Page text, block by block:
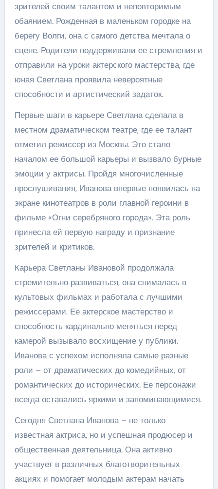
зрителей своим талантом и неповторимым
обаянием. Рожденная в маленьком городке на
берегу Волги, она с самого детства мечтала о
сцене. Родители поддерживали ее стремления и
отправили на уроки актерского мастерства, где
юная Светлана проявила невероятные
способности и артистический задаток.
Первые шаги в карьере Светлана сделала в
местном драматическом театре, где ее талант
отметил режиссер из Москвы. Это стало
началом ее большой карьеры и вызвало бурные
эмоции у актрисы. Пройдя многочисленные
прослушивания, Иванова впервые появилась на
экране кинотеатров в роли главной героини в
фильме «Огни серебряного города». Эта роль
принесла ей первую награду и признание
зрителей и критиков.
Карьера Светланы Ивановой продолжала
стремительно развиваться, она снималась в
культовых фильмах и работала с лучшими
режиссерами. Ее актерское мастерство и
способность кардинально меняться перед
камерой вызывало восхищение у публики.
Иванова с успехом исполняла самые разные
роли – от драматических до комедийных, от
романтических до исторических. Ее персонажи
всегда оставались яркими и запоминающимися.
Сегодня Светлана Иванова – не только
известная актриса, но и успешная продюсер и
общественная деятельница. Она активно
участвует в различных благотворительных
акциях и помогает молодым актерам начать